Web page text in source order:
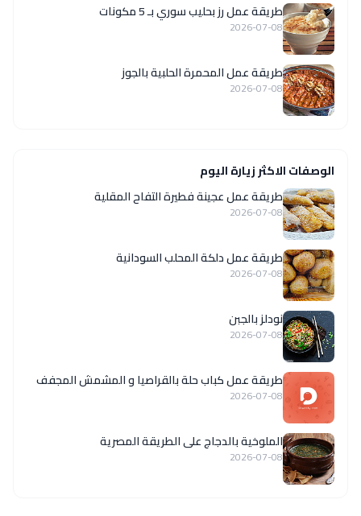
طريقة عمل رز بحليب سوري بـ 5 مكونات
2026-07-08
طريقة عمل المحمرة الحلبية بالجوز
2026-07-08
الوصفات الاكثر زيارة اليوم
طريقة عمل عجينة فطيرة التفاح المقلية
2026-07-08
طريقة عمل دلكة المحلب السودانية
2026-07-08
نودلز بالجبن
2026-07-08
طريقة عمل كباب حلة بالقراصيا و المشمش المجفف
2026-07-08
الملوخية بالدجاج على الطريقة المصرية
2026-07-08